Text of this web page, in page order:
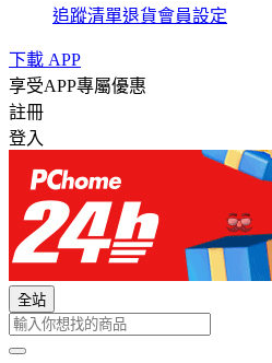
追蹤清單退貨會員設定
下載 APP
享受APP專屬優惠
註冊
登入
全站